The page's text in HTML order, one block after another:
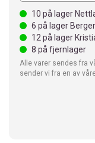
10 på lager
6 på lager
12 på lager
8 på fjernlager
Alle varer sendes fra
sender vi fra en av